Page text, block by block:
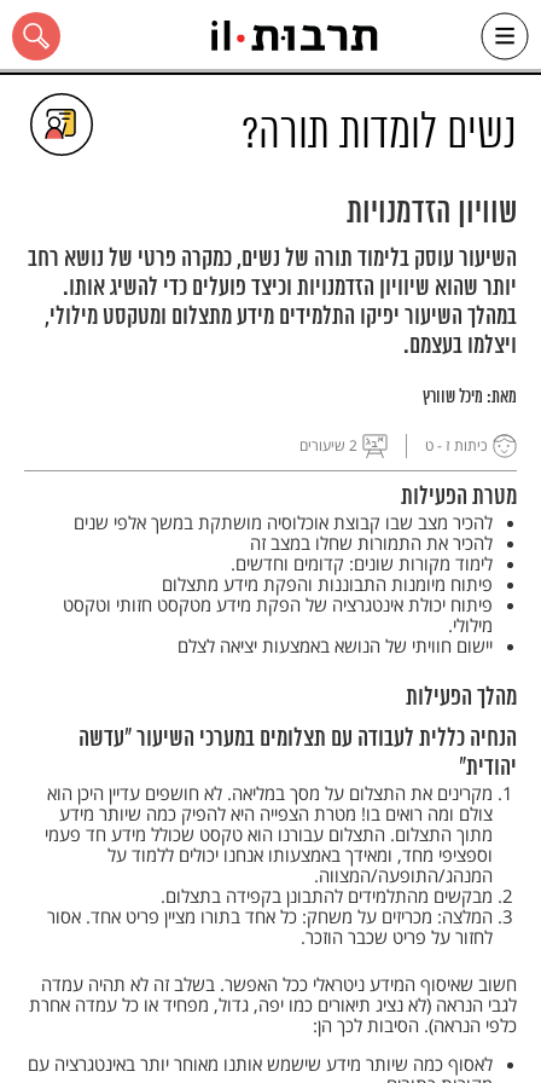
Skip
content
כל האתר
נשים לומדות תורה?
שוויון הזדמנויות
השיעור עוסק בלימוד תורה של נשים, כמקרה פרטי של נושא רחב
יותר שהוא שיוויון הזדמנויות וכיצד פועלים כדי להשיג אותו.
במהלך השיעור יפיקו התלמידים מידע מתצלום ומטקסט מילולי,
ויצלמו בעצמם.
מאת: מיכל שוורץ
כיתות ז - ט 2 שיעורים
מטרת הפעילות
להכיר מצב שבו קבוצת אוכלוסיה מושתקת במשך אלפי שנים
להכיר את התמורות שחלו במצב זה
לימוד מקורות שונים: קדומים וחדשים.
פיתוח מיומנות התבוננות והפקת מידע מתצלום
פיתוח יכולת אינטגרציה של הפקת מידע מטקסט חזותי וטקסט
מילולי.
יישום חוויתי של הנושא באמצעות יציאה לצלם
מהלך הפעילות
הנחיה כללית לעבודה עם תצלומים במערכי השיעור "עדשה
יהודית"
מקרינים את התצלום על מסך במליאה. לא חושפים עדיין היכן הוא
צולם ומה רואים בו! מטרת הצפייה היא להפיק כמה שיותר מידע
מתוך התצלום. התצלום עבורנו הוא טקסט שכולל מידע חד פעמי
וספציפי מחד, ומאידך באמצעותו אנחנו יכולים ללמוד על
המנהג/התופעה/המצווה.
מבקשים מהתלמידים להתבונן בקפידה בתצלום.
המלצה: מכריזים על משחק: כל אחד בתורו מציין פריט אחד. אסור
לחזור על פריט שכבר הוזכר.
חשוב שאיסוף המידע ניטראלי ככל האפשר. בשלב זה לא תהיה עמדה
לגבי הנראה (לא נציג תיאורים כמו יפה, גדול, מפחיד או כל עמדה אחרת
כלפי הנראה). הסיבות לכך הן:
לאסוף כמה שיותר מידע שישמש אותנו מאוחר יותר באינטגרציה עם